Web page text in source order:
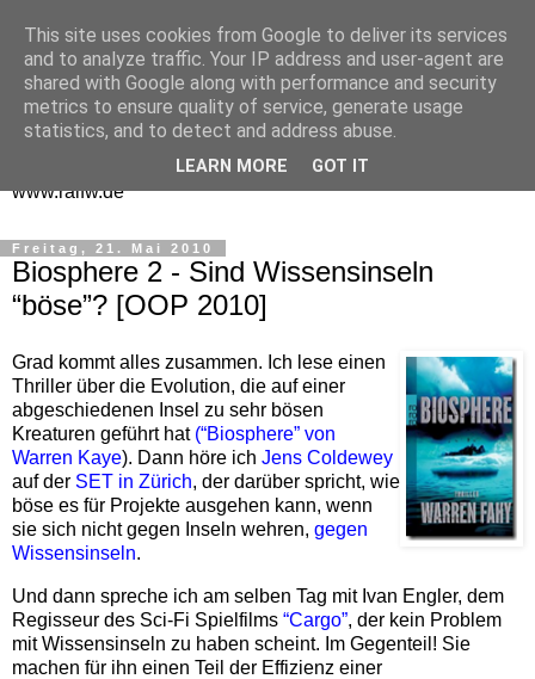
One Man Think Tank
Gedanken
Spontanes und Überlegtes aus meinem "Denkraum" -
www.ralfw.de
Freitag, 21. Mai 2010
Biosphere 2 - Sind Wissensinseln
“böse”? [OOP 2010]
Grad kommt alles zusammen. Ich lese einen
Thriller über die Evolution, die auf einer
abgeschiedenen Insel zu sehr bösen
Kreaturen geführt hat (“Biosphere” von
Warren Kaye). Dann höre ich Jens Coldewey
auf der SET in Zürich, der darüber spricht, wie
böse es für Projekte ausgehen kann, wenn
sie sich nicht gegen Inseln wehren, gegen
Wissensinseln.
Und dann spreche ich am selben Tag mit Ivan Engler, dem
Regisseur des Sci-Fi Spielfilms “Cargo”, der kein Problem
mit Wissensinseln zu haben scheint. Im Gegenteil! Sie
machen für ihn einen Teil der Effizienz einer
This site uses cookies from Google to deliver its services
and to analyze traffic. Your IP address and user-agent are
shared with Google along with performance and security
metrics to ensure quality of service, generate usage
statistics, and to detect and address abuse.
LEARN MORE GOT IT